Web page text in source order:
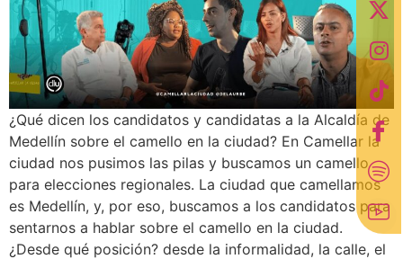
¿Qué dicen los candidatos y candidatas a la Alcaldía de
Medellín sobre el camello en la ciudad? En Camellar la
ciudad nos pusimos las pilas y buscamos un camello
para elecciones regionales. La ciudad que camellamos
es Medellín, y, por eso, buscamos a los candidatos para
sentarnos a hablar sobre el camello en la ciudad.
¿Desde qué posición? desde la informalidad, la calle, el